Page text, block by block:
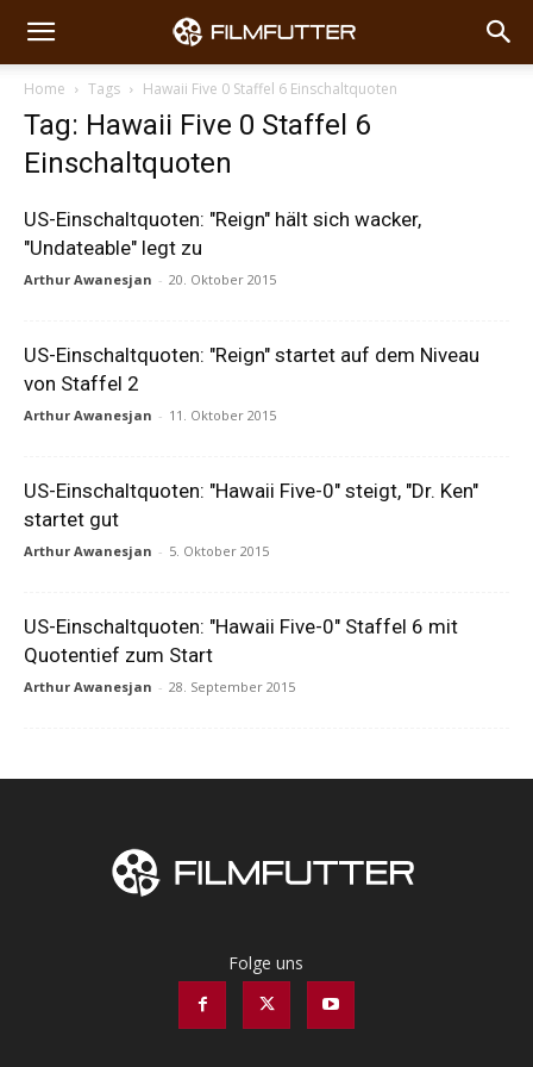
Home Tags Hawaii Five 0 Staffel 6 Einschaltquoten
Tag: Hawaii Five 0 Staffel 6
Einschaltquoten
US-Einschaltquoten: "Reign" hält sich wacker,
"Undateable" legt zu
Arthur Awanesjan - 20. Oktober 2015
US-Einschaltquoten: "Reign" startet auf dem Niveau
von Staffel 2
Arthur Awanesjan - 11. Oktober 2015
US-Einschaltquoten: "Hawaii Five-0" steigt, "Dr. Ken"
startet gut
Arthur Awanesjan - 5. Oktober 2015
US-Einschaltquoten: "Hawaii Five-0" Staffel 6 mit
Quotentief zum Start
Arthur Awanesjan - 28. September 2015
Folge uns